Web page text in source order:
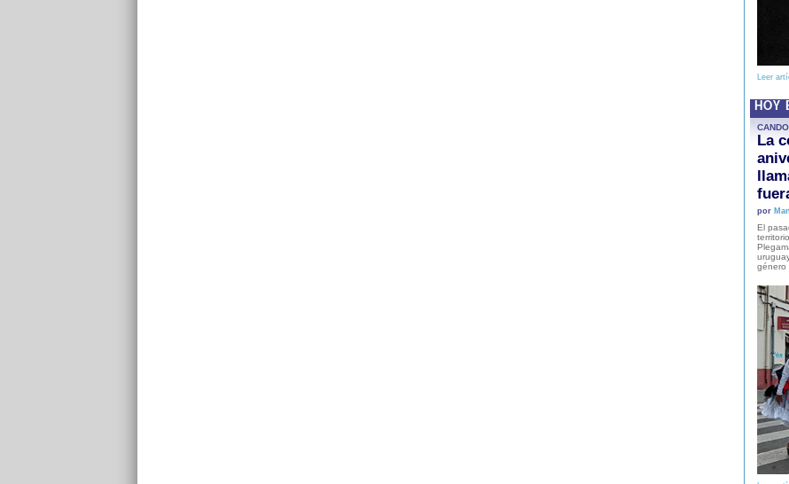
Leer
HOY
La
por
El
género